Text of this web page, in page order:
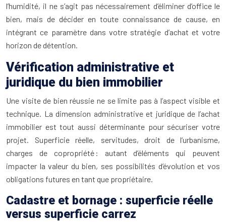
l’humidité, il ne s’agit pas nécessairement d’éliminer d’office le
bien, mais de décider en toute connaissance de cause, en
intégrant ce paramètre dans votre stratégie d’achat et votre
horizon de détention.
Vérification administrative et
juridique du bien immobilier
Une visite de bien réussie ne se limite pas à l’aspect visible et
technique. La dimension administrative et juridique de l’achat
immobilier est tout aussi déterminante pour sécuriser votre
projet. Superficie réelle, servitudes, droit de l’urbanisme,
charges de copropriété : autant d’éléments qui peuvent
impacter la valeur du bien, ses possibilités d’évolution et vos
obligations futures en tant que propriétaire.
Cadastre et bornage : superficie réelle
versus superficie carrez